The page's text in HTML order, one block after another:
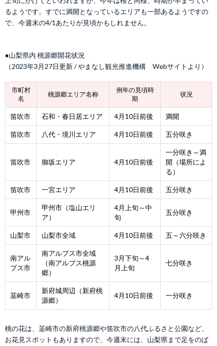
るようです。すでに満開となっているエリアも一部あるようですの
で、今週末の4/1あたりが見頃かもしれません。
●山梨県内 桃源郷開花状況
（2023年3月27日更新 / やまなし観光推進機構 Webサイトより）
市町村
名
桃源郷エリア名称
例年の見頃時
期
状況
笛吹市 石和・春日居エリア 4月10日前後 満開
笛吹市 八代・境川エリア 4月10日前後 五分咲き
笛吹市 御坂エリア 4月10日前後
一分咲き～満
開（場所によ
る）
笛吹市 一宮エリア 4月10日前後 五分咲き
甲州市
甲州市（塩山エリ
ア）
4月上旬～中
旬
五分咲き
山梨市 山梨市全域 4月10日前後 五～六分咲き
南アル
プス市
南アルプス市全域
（南アルプス桃源
郷）
3月下旬～4
月上旬
七分咲き
韮崎市
新府城周辺（新府桃
源郷）
4月10日前後 一分咲き
桃の花は、韮崎市の新府桃源郷や笛吹市の八代ふるさと公園など、
お花見スポットもありますので、 今週末には、山梨県まで足をのば